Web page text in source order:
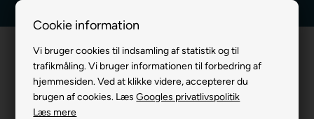
Cookie information
Vi bruger cookies til indsamling af statistik og til
trafikmåling. Vi bruger informationen til forbedring af
hjemmesiden. Ved at klikke videre, accepterer du
brugen af cookies. LæsGoogles privatlivspolitik
Læs mere